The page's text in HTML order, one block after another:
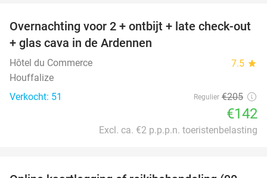
31%
Overnachting voor 2 + ontbijt + late check-out
+ glas cava in de Ardennen
Hôtel du Commerce 7.5 star
Houffalize
Verkocht: 51
Regulier €205
€142
Excl. ca. €2 p.p.p.n. toeristenbelasting